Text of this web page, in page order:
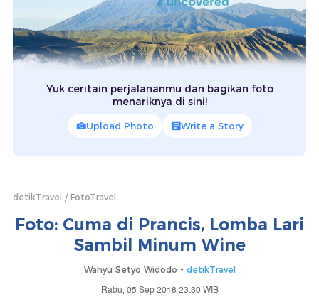
Yuk ceritain perjalananmu dan bagikan foto
menariknya di sini!
Upload Photo Write a Story
detikTravel FotoTravel
Foto: Cuma di Prancis, Lomba Lari
Sambil Minum Wine
Wahyu Setyo Widodo - detikTravel
Rabu, 05 Sep 2018 23:30 WIB